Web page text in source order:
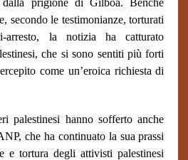
dalla prigione di Gilboa. Benché
secondo le testimonianze, torturati
la notizia ha catturato
che si sono sentiti più forti
come un’eroica richiesta di
palestinesi hanno sofferto anche
che ha continuato la sua prassi
e tortura degli attivisti palestinesi